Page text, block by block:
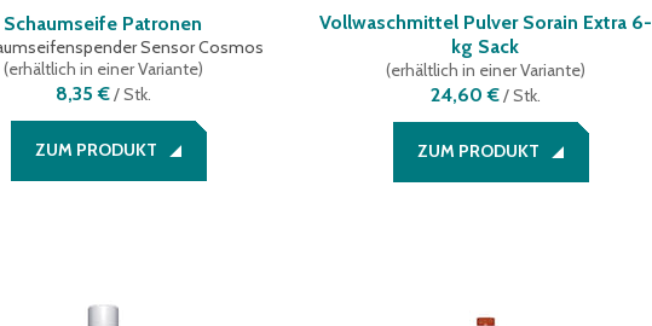
Schaumseife Patronen
Sensor Cosmos
(erhältlich in einer Variante)
8,35 €/Stk.
ZUM PRODUKT
Vollwaschmittel Pulver Sorain Extra 6-
kg Sack
(erhältlich in einer Variante)
24,60 €/Stk.
ZUM PRODUKT